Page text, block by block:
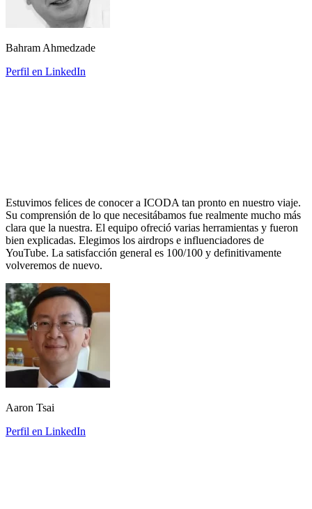
Bahram Ahmedzade
Perfil en LinkedIn
Estuvimos felices de conocer a ICODA tan pronto en nuestro viaje.
Su comprensión de lo que necesitábamos fue realmente mucho más
clara que la nuestra. El equipo ofreció varias herramientas y fueron
bien explicadas. Elegimos los airdrops e influenciadores de
YouTube. La satisfacción general es 100/100 y definitivamente
volveremos de nuevo.
Aaron Tsai
Perfil en LinkedIn